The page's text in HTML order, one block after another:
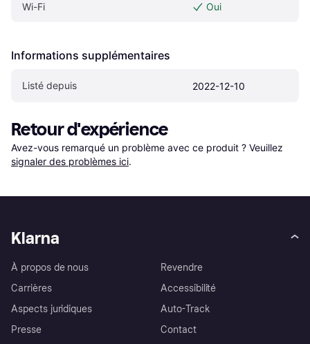
Wi-Fi Oui
Informations supplémentaires
Listé depuis 2022-12-10
Retour d'expérience
Avez-vous remarqué un problème avec ce produit ? Veuillez
signaler des problèmes ici.
Klarna
À propos de nous
Carrières
Aspects juridiques
Presse
Revendre
Accessibilité
Auto-Track
Contact